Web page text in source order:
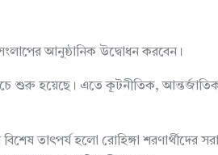
আনুষ্ঠানিক উদ্বোধন করবেন।
শুরু হয়েছে। এতে কূটনীতিক, আন্তর্জাতিক
তাৎপর্য হলো রোহিঙ্গা শরণার্থীদের